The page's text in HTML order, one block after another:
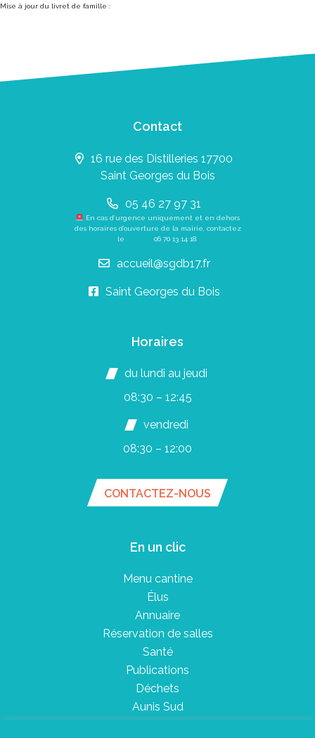
Mise à jour du livret de famille :
Contact
16 rue des Distilleries 17700
Saint Georges du Bois
05 46 27 97 31
En cas d’urgence uniquement et en dehors
des horaires d’ouverture de la mairie, contactez
le 06 70 13 14 18
accueil@sgdb17.fr
Saint Georges du Bois
Horaires
du lundi au jeudi
08:30 – 12:45
vendredi
08:30 – 12:00
CONTACTEZ-NOUS
En un clic
Menu cantine
Élus
Annuaire
Réservation de salles
Santé
Publications
Déchets
Aunis Sud